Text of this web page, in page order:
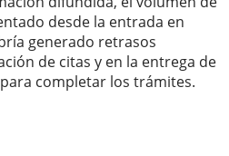
desde la entrada en
generado retrasos
de citas y en la entrega de
completar los trámites.